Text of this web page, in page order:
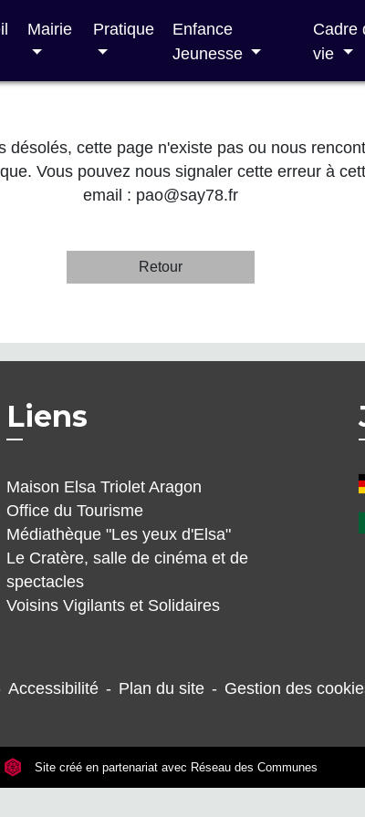
Mairie Pratique
Enfance
Jeunesse
Cadre
vie
désolés, cette page n'existe pas ou nous
Vous pouvez nous signaler cette erreur à
email : pao@say78.fr
Retour
Liens
Maison Elsa Triolet Aragon
Office du Tourisme
Médiathèque "Les yeux d'Elsa"
Le Cratère, salle de cinéma et de
spectacles
Voisins Vigilants et Solidaires
Accessibilité - Plan du site - Gestion des
Site créé en partenariat avec Réseau des Communes